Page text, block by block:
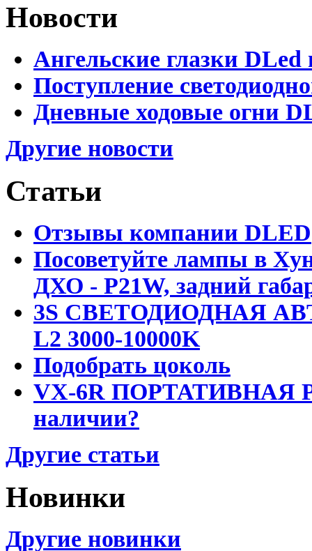
Новости
Ангельские глазки DLed
Поступление
Дневные ходовые огни
Другие новости
Статьи
Отзывы компании DLED
Посоветуйте лампы в
ДХО - P21W, задний
3S СВЕТОДИОДНАЯ
L2 3000-10000K
Подобрать цоколь
VX-6R ПОРТАТИВНАЯ
наличии?
Другие статьи
Новинки
Другие новинки